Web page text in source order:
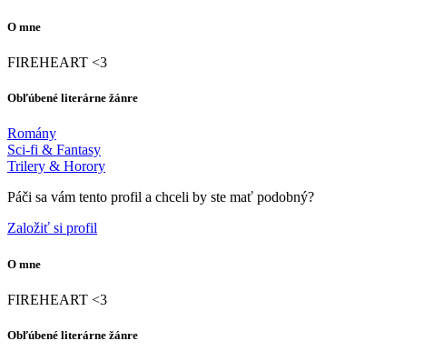
O mne
FIREHEART <3
Obľúbené literárne žánre
Romány
Sci-fi & Fantasy
Trilery & Horory
Páči sa vám tento profil a chceli by ste mať podobný?
Založiť si profil
O mne
FIREHEART <3
Obľúbené literárne žánre